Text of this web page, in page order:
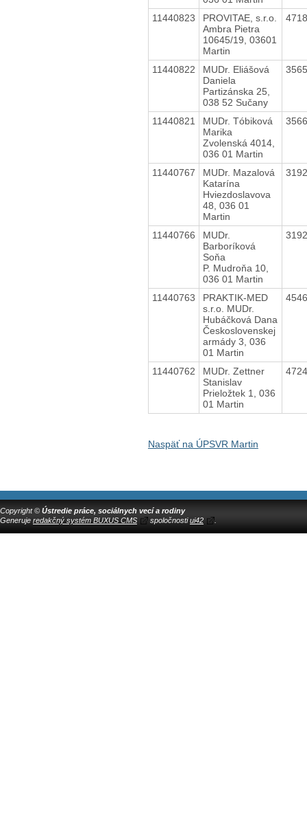
11440823
PROVITAE, s.r.o.
Ambra Pietra
10645/19, 03601
Martin
11440822
MUDr. Eliášová
Daniela
Partizánska 25,
038 52 Sučany
11440821
MUDr. Tóbiková
Marika
Zvolenská 4014,
036 01 Martin
11440767
MUDr. Mazalová
Katarína
Hviezdoslavova
48, 036 01
Martin
11440766
MUDr.
Barboríková
Soňa
P. Mudroňa 10,
036 01 Martin
11440763
PRAKTIK-MED
s.r.o. MUDr.
Hubáčková Dana
Československej
armády 3, 036
01 Martin
11440762
MUDr. Zettner
Stanislav
Prieložtek 1, 036
01 Martin
Naspäť na ÚPSVR Martin
Copyright © Ústredie práce, sociálnych vecí a rodiny
Generuje redakčný systém BUXUS CMS spoločnostiui42